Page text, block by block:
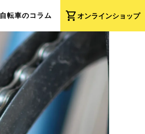
shopping_cartオンラインショップ
自転車のコラム